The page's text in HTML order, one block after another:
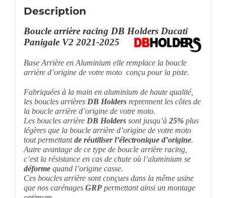
Description
Boucle arrière racing DB Holders Ducati
Panigale V2 2021-2025
Base Arrière en Aluminium elle remplace la boucle
arrière d’origine de votre moto conçu pour la piste.
Fabriquées à la main en aluminium de haute qualité,
les boucles arrièresDB Holdersreprennent les côtes de
la boucle arrière d’origine de votre moto.
Les boucles arrièreDB Holderssont jusqu’à 25% plus
légères que la boucle arrière d’origine de votre moto
tout permettantde réutiliser l’électronique d’origine
Autre avantage de ce type de boucle arrière racing,
c’est la résistance en cas de chute où l’aluminium se
déforme quand l’origine casse.
Ces boucles arrière sont conçues dans la même usine
que nos carénagesGRPpermettant ainsi un montage
optimum.